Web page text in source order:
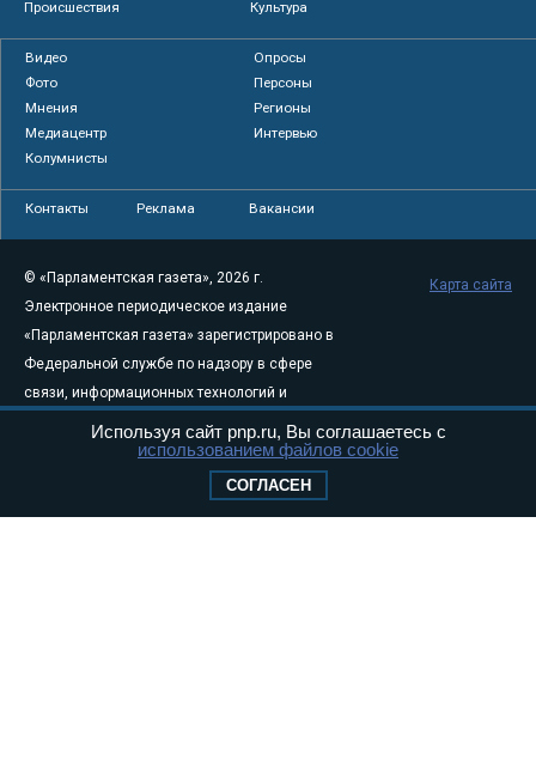
Происшествия
Культура
Видео
Опросы
Фото
Персоны
Мнения
Регионы
Медиацентр
Интервью
Колумнисты
Контакты Реклама Вакансии
© «Парламентская газета», 2026 г.
Электронное периодическое издание
«Парламентская газета» зарегистрировано в
Федеральной службе по надзору в сфере
связи, информационных технологий и
августа 2011 года. 18+
Свидетельство о регистрации Эл № ФС77-
Карта сайта
Используя сайт pnp.ru, Вы соглашаетесь с
использованием файлов cookie
СОГЛАСЕН